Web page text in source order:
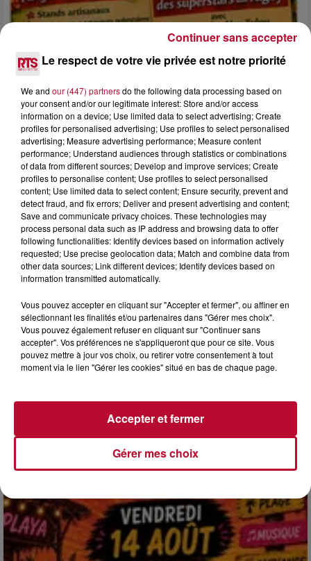
4 août 2026
FÊTE DE LA POLYNÉSIE À VILLEVEYRAC
4 août 2026
HÉRAULT, PYRÉNÉES-ORIENTALES : TROIS
SPOTS DE SNORKELING À EXPLORER...
Pas besoin de bouteilles de plongée lourdes ni de diplômes
masque, un tuba et une paire de palmes...
Le respect de votre vie privée est notre priorité
We and our (447) partnersdo the following data processing based on
your consent and/or our legitimate interest: Store and/or access
information on a device; Use limited data to select advertising; Create
profiles for personalised advertising; Use profiles to select personalised
advertising; Measure advertising performance; Measure content
performance; Understand audiences through statistics or combinations
of data from different sources; Develop and improve services; Create
profiles to personalise content; Use profiles to select personalised
content; Use limited data to select content; Ensure security, prevent and
detect fraud, and fix errors; Deliver and present advertising and content;
Save and communicate privacy choices. These technologies may
process personal data such as IP address and browsing data to offer
following functionalities: Identify devices based on information actively
requested; Use precise geolocation data; Match and combine data from
other data sources; Link different devices; Identify devices based on
information transmitted automatically.
Vous pouvez accepter en cliquant sur "Accepter et fermer", ou affiner en
sélectionnant les finalités et/ou partenaires dans "Gérer mes choix".
Vous pouvez également refuser en cliquant sur "Continuer sans
accepter". Vos préférences ne s'appliqueront que pour ce site. Vous
pouvez mettre à jour vos choix, ou retirer votre consentement à tout
moment via le lien "Gérer les cookies" situé en bas de chaque page.
Gérer mes choix
Accepter et fermer
Continuer sans accepter